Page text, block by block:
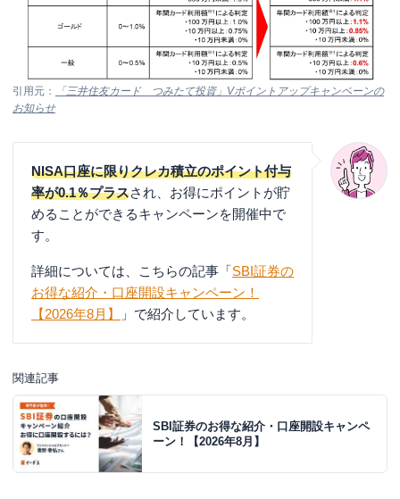
引用元：
「三井住友カード つみたて投資」Vポイントアップキャンペーンの
お知らせ
NISA口座に限りクレカ積立のポイント付与
率が0.1％プラスされ、お得にポイントが貯
めることができるキャンペーンを開催中で
す。
詳細については、こちらの記事「SBI証券の
お得な紹介・口座開設キャンペーン！
【2026年8月】
」で紹介しています。
関連記事
SBI証券のお得な紹介・口座開設キャンペ
ーン！【2026年8月】